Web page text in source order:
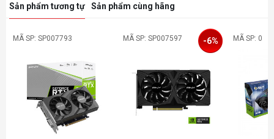
Sản phẩm tương tự Sản phẩm cùng hãng
MÃ SP: SP007793 MÃ SP: SP007597 -6% MÃ SP: 0